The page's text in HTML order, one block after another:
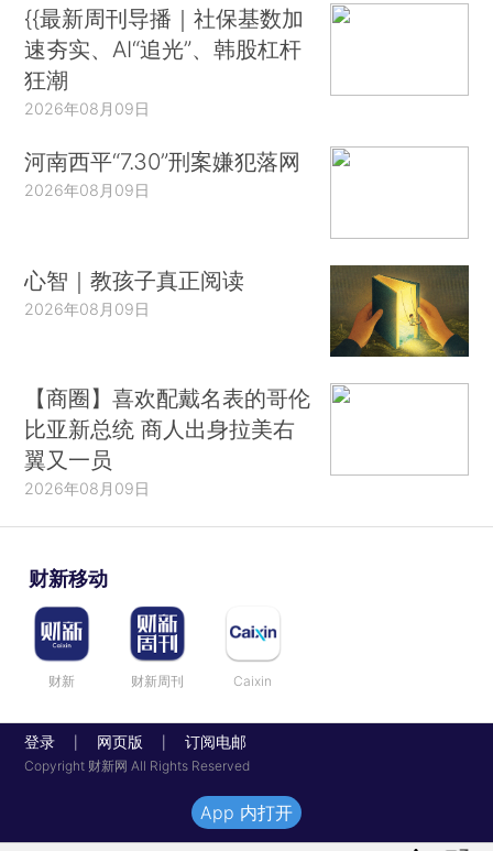
{{最新周刊导播｜社保基数加
速夯实、AI“追光”、韩股杠杆
狂潮
2026年08月09日
河南西平“7.30”刑案嫌犯落网
2026年08月09日
心智｜教孩子真正阅读
2026年08月09日
【商圈】喜欢配戴名表的哥伦
比亚新总统 商人出身拉美右
翼又一员
2026年08月09日
财新移动
财新 财新周刊 Caixin
登录 网页版 订阅电邮
Copyright 财新网 All Rights Reserved
App 内打开